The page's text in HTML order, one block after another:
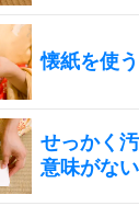
懐紙を使
せっかく
意味がない